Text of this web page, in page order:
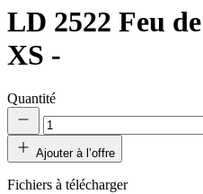
LD 2522 Feu
XS -
Quantité
Ajouter à l’offre
Fichiers à télécharger